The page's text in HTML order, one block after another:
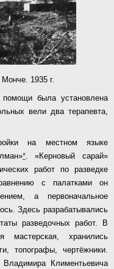
1935 г.
помощи была установлена
вели два терапевта,
на местном языке
*. «Керновый сарай»
работ по разведке
с палатками он
а первоначальное
Здесь разрабатывались
разведочных работ. В
мастерская, хранились
топографы, чертёжники.
Климентьевича